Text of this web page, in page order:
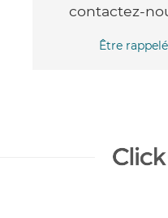
contactez-
Être